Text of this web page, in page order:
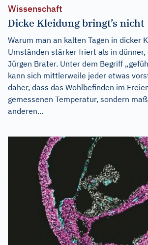
Wissenschaft
Dicke Kleidung bringt’s nicht
Warum man an kalten Tagen in dicker
Umständen stärker friert als in dünner,
Jürgen Brater. Unter dem Begriff
kann sich mittlerweile jeder etwas
daher, dass das Wohlbefinden im
gemessenen Temperatur, sondern
anderen...